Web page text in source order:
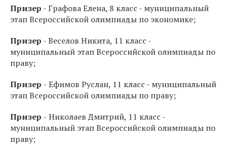
Призер - Графова Елена, 8 класс - муниципальный
этап Всероссийской олимпиады по экономике;
Призер - Веселов Никита, 11 класс -
муниципальный этап Всероссийской олимпиады по
праву;
Призер - Ефимов Руслан, 11 класс - муниципальный
этап Всероссийской олимпиады по праву;
Призер - Николаев Дмитрий, 11 класс -
муниципальный этап Всероссийской олимпиады по
праву;